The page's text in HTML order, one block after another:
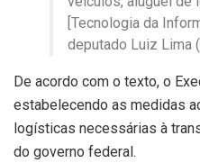
[Tecnologia da
deputado Luiz Lima
De acordo com o texto, o
estabelecendo as medidas
logísticas necessárias à
do governo federal.